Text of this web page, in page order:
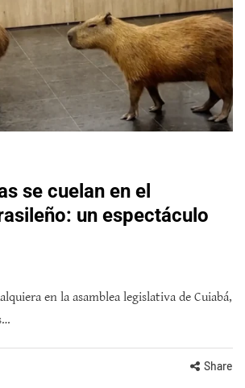
se cuelan en el
un espectáculo
en la asamblea legislativa de Cuiabá,
Share